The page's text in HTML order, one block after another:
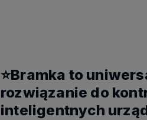
⭐Bramka to
rozwiązanie do
inteligentnych